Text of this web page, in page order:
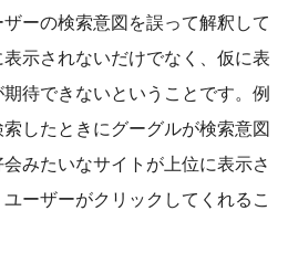
ーの検索意図を誤って解釈して
示されないだけでなく、仮に表
待できないということです。例
したときにグーグルが検索意図
みたいなサイトが上位に表示さ
ーザーがクリックしてくれるこ